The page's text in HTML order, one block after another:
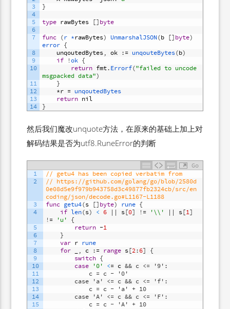
3
4
5
6
7
8
9
10
11
12
13
14
}
type rawBytes []byte
func (r *rawBytes) UnmarshalJSON(b []byte)
error {
unqoutedBytes, ok := unqouteBytes(b)
if !ok {
return fmt.Errorf("failed to uncode
msgpacked data")
}
*r = unqoutedBytes
return nil
}
然后我们魔改unquote方法，在原来的基础上加上对
解码结果是否为utf8.RuneError的判断
Go
1
2
3
4
5
6
7
8
9
10
11
12
13
14
15
// getu4 has been copied verbatim from
// https://github.com/golang/go/blob/2580d
0e08d5e9f979b943758d3c49877fb2324cb/src/en
coding/json/decode.go#L1167-L1188
func getu4(s []byte) rune {
if len(s) < 6 | | s[0] != '\\' | | s[1]
!= 'u' {
return -1
}
var r rune
for
, c := range s[2:6] {
switch {
case '0' <= c && c <= '9':
			c = c - '0'
		case 'a' <= c && c <= 'f':
			c = c - 'a' + 10
		case 'A' <= c && c <= 'F':
			c = c - 'A' + 10